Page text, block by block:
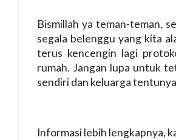
Bismillah ya teman-teman,
segala belenggu yang kita
terus kencengin lagi
rumah. Jangan lupa untuk
sendiri dan keluarga
Informasi lebih lengkapnya,